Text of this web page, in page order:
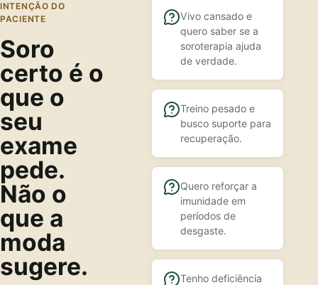
INTENÇÃO DO
PACIENTE
Soro
certo é o
que o
seu
exame
pede.
Não o
que a
moda
sugere.
Vivo cansado e
quero saber se a
soroterapia ajuda
de verdade.
Treino pesado e
busco suporte para
recuperação.
Quero reforçar a
imunidade em
períodos de
desgaste.
Tenho deficiência